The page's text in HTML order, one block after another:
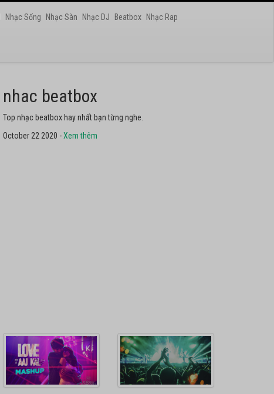
Nhạc Sống Nhạc Sàn Nhạc DJ Beatbox Nhạc Rap
nhac dance
Những bài nhạc dance tuyển chọn 2020 hay nhất.
October 22 2020 -Xem thêm